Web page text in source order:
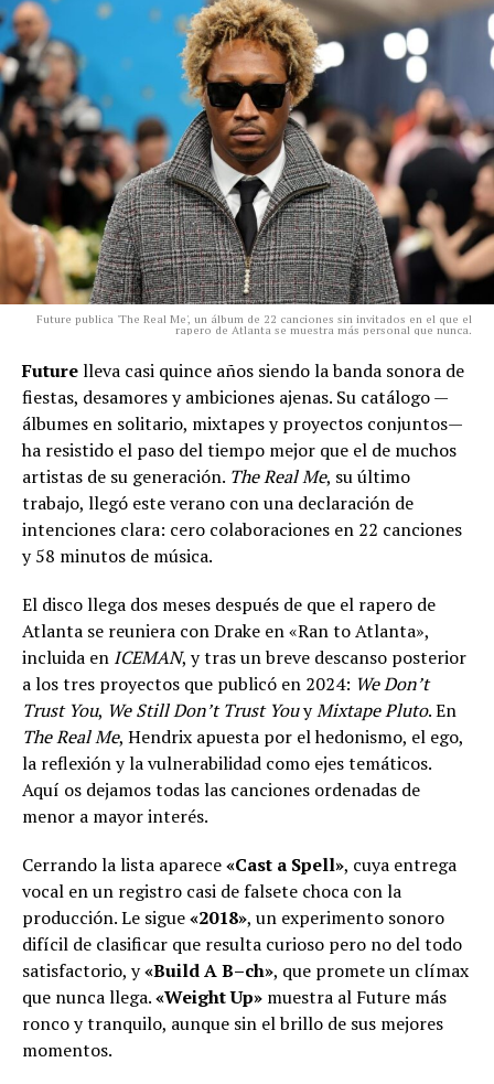
Future publica 'The Real Me', un álbum de 22 canciones sin invitados en el que el
rapero de Atlanta se muestra más personal que nunca.
Futurelleva casi quince años siendo la banda sonora de
fiestas, desamores y ambiciones ajenas. Su catálogo —
álbumes en solitario, mixtapes y proyectos conjuntos—
ha resistido el paso del tiempo mejor que el de muchos
artistas de su generación. The Real Me, su último
trabajo, llegó este verano con una declaración de
intenciones clara: cero colaboraciones en 22 canciones
y 58 minutos de música.
El disco llega dos meses después de que el rapero de
Atlanta se reuniera con Drake en «Ran to Atlanta»,
incluida en ICEMAN, y tras un breve descanso posterior
a los tres proyectos que publicó en 2024: We Don’t
Trust You, We Still Don’t Trust YouyMixtape Pluto. En
The Real Me, Hendrix apuesta por el hedonismo, el ego,
la reflexión y la vulnerabilidad como ejes temáticos.
Aquí os dejamos todas las canciones ordenadas de
menor a mayor interés.
Cerrando la lista aparece«Cast a Spell», cuya entrega
vocal en un registro casi de falsete choca con la
producción. Le sigue«2018», un experimento sonoro
difícil de clasificar que resulta curioso pero no del todo
satisfactorio, y«Build A B–ch», que promete un clímax
que nunca llega.«Weight Up» muestra al Future más
ronco y tranquilo, aunque sin el brillo de sus mejores
momentos.